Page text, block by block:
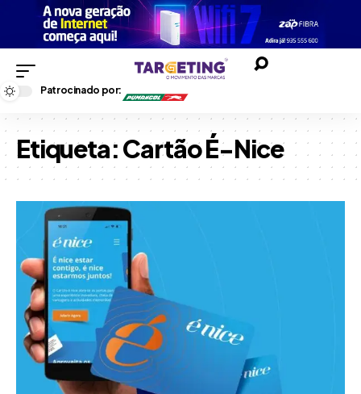
Patrocinado por:
Etiqueta:Cartão É-Nice